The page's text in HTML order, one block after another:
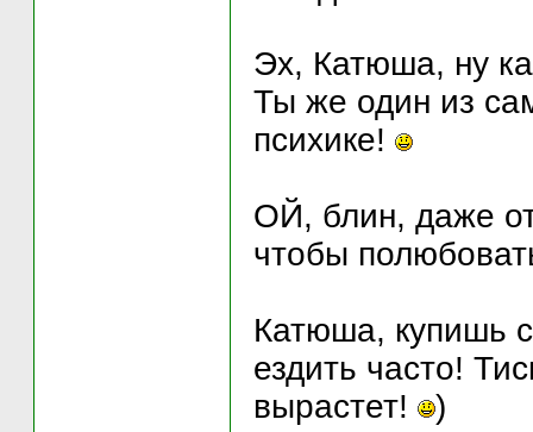
Эх, Катюша, ну
Ты же один из
психике!
ОЙ, блин, даже
чтобы
Катюша, купишь
ездить часто!
вырастет!
)